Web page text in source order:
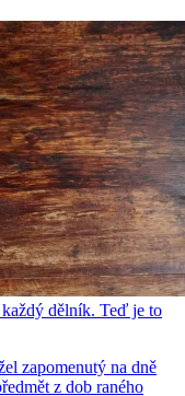
dělník. Teď je to
zapomenutý na dně
z dob raného